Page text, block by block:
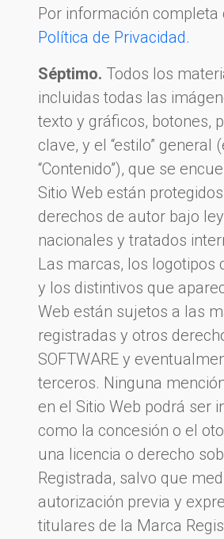
Por información completa
Política de Privacidad.
Séptimo. Todos los
incluidas todas las
texto y gráficos, botones,
clave, y el “estilo” general
“Contenido”), que se
Sitio Web están
derechos de autor bajo
nacionales y tratados
Las marcas, los logotipos
y los distintivos que
Web están sujetos a las
registradas y otros
SOFTWARE y
terceros. Ninguna
en el Sitio Web podrá ser
como la concesión o el
una licencia o derecho
Registrada, salvo que
autorización previa y
titulares de la Marca